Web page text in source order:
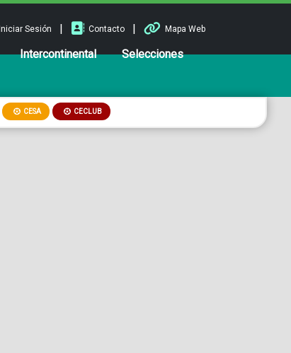
Iniciar Sesión | Contacto | Mapa Web
Intercontinental Selecciones
CESA CECLUB